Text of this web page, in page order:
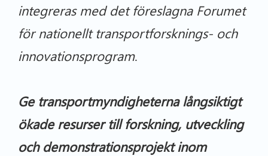
integreras med det föreslagna Forumet
för nationellt transportforsknings- och
innovationsprogram.
Ge transportmyndigheterna långsiktigt
ökade resurser till forskning, utveckling
och demonstrationsprojekt inom